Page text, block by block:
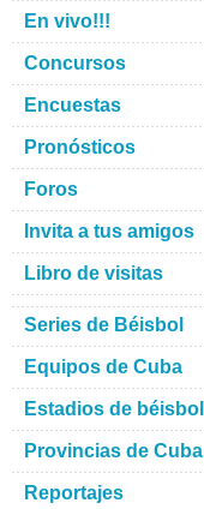
En vivo!!!
Concursos
Encuestas
Pronósticos
Foros
Invita a tus amigos
Libro de visitas
Series de Béisbol
Equipos de Cuba
Estadios de béisbol
Provincias de Cuba
Reportajes